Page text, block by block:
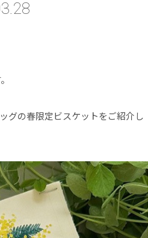
グの春限定ビスケットをご紹介し